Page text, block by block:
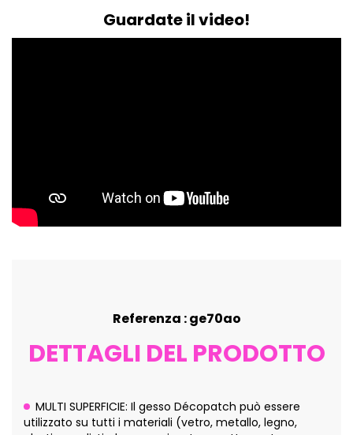
Guardate il video!
Referenza : ge70ao
DETTAGLI DEL PRODOTTO
MULTI SUPERFICIE: Il gesso Décopatch può essere
utilizzato su tutti i materiali (vetro, metallo, legno,